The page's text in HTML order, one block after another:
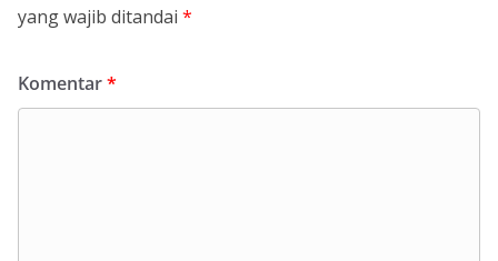
yang wajib ditandai *
Komentar*